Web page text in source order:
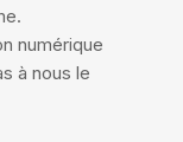
numérique
à nous le